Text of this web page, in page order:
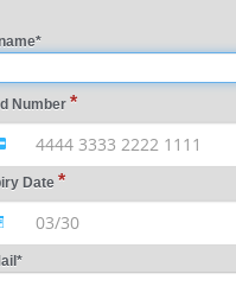
*
Number
Date
*